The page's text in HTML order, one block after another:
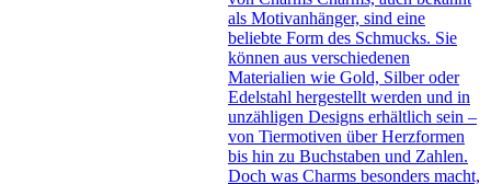
als Motivanhänger, sind eine
beliebte Form des Schmucks. Sie
können aus verschiedenen
Materialien wie Gold, Silber oder
Edelstahl hergestellt werden und in
unzähligen Designs erhältlich sein –
von Tiermotiven über Herzformen
bis hin zu Buchstaben und Zahlen.
Doch was Charms besonders macht,